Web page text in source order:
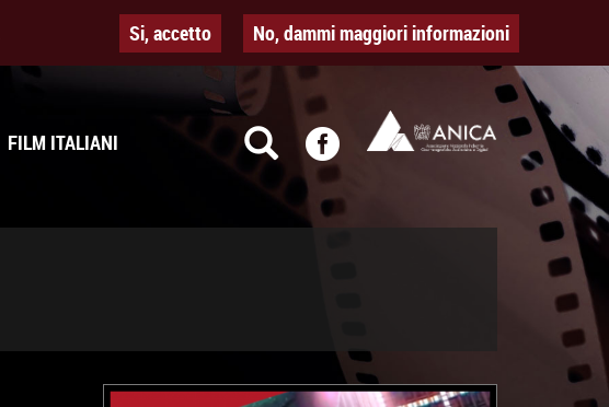
Si, accetto No, dammi maggiori informazioni
FILM ITALIANI